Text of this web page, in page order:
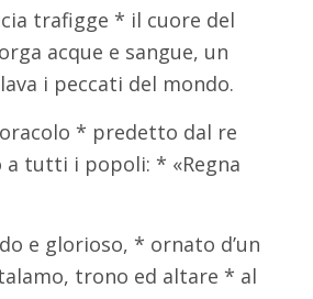
trafigge * il cuore del
acque e sangue, un
i peccati del mondo.
* predetto dal re
a tutti i popoli: * «Regna
e glorioso, * ornato d’un
trono ed altare * al